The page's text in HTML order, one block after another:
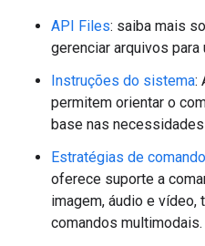
API Files: saiba mais
gerenciar arquivos para
Instruções do sistema:
permitem orientar o
base nas
Estratégias de
oferece suporte a
imagem, áudio e
comandos multimodais.